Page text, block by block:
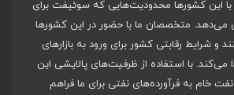
با این کشورها محدودیت‌هایی که سوئیفت برای
می‌دهد. متخصصان ما با حضور در این کشورها
و شرایط رقابتی کشور برای ورود به بازارهای
می‌کند. با استفاده از ظرفیت‌های پالایشی این
خام به فرآورده‌های نفتی برای ما فراهم